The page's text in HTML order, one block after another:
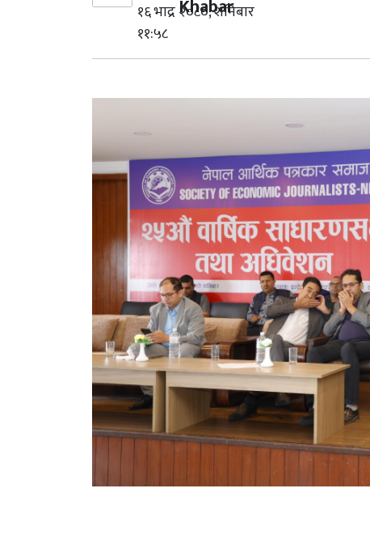
Khabar
१६ भाद्र २०८०, शनिबार
११:५८